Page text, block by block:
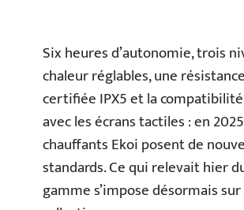
Six heures d’autonomie, trois
chaleur réglables, une
certifiée IPX5 et la
avec les écrans tactiles : en
chauffants Ekoi posent de
standards. Ce qui relevait hier
gamme s’impose désormais